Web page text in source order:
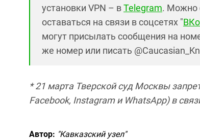
установки VPN – вTelegram. Можно
оставаться на связи в соцсетях "
могут присылать сообщения на
же номер или писать
* 21 марта Тверской суд Москвы
Facebook, Instagram и WhatsApp) в
Автор: "Кавказский узел"